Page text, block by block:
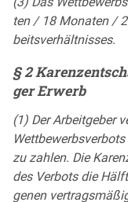
ten / 18 Mo­na­ten /
beits­ver­hält­nis­ses.
§ 2
ger Er­werb
(1) Der Ar­beit­ge­ber
zu zah­len. Die
des Ver­bots die
ge­nen